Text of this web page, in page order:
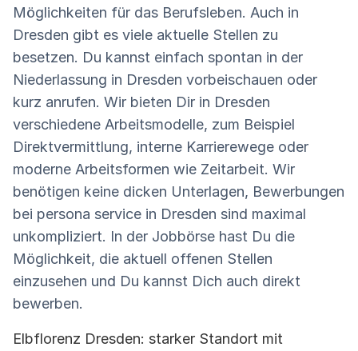
Möglichkeiten für das Berufsleben. Auch in
Dresden gibt es viele aktuelle Stellen zu
besetzen. Du kannst einfach spontan in der
Niederlassung in Dresden vorbeischauen oder
kurz anrufen. Wir bieten Dir in Dresden
verschiedene Arbeitsmodelle, zum Beispiel
Direktvermittlung, interne Karrierewege oder
moderne Arbeitsformen wie Zeitarbeit. Wir
benötigen keine dicken Unterlagen, Bewerbungen
bei persona service in Dresden sind maximal
unkompliziert. In der Jobbörse hast Du die
Möglichkeit, die aktuell offenen Stellen
einzusehen und Du kannst Dich auch direkt
bewerben.
Elbflorenz Dresden: starker Standort mit